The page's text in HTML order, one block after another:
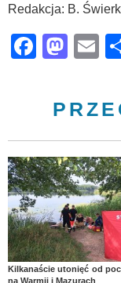
Redakcja: B.
Kilkanaście utonięć od
na Warmii i Mazurach